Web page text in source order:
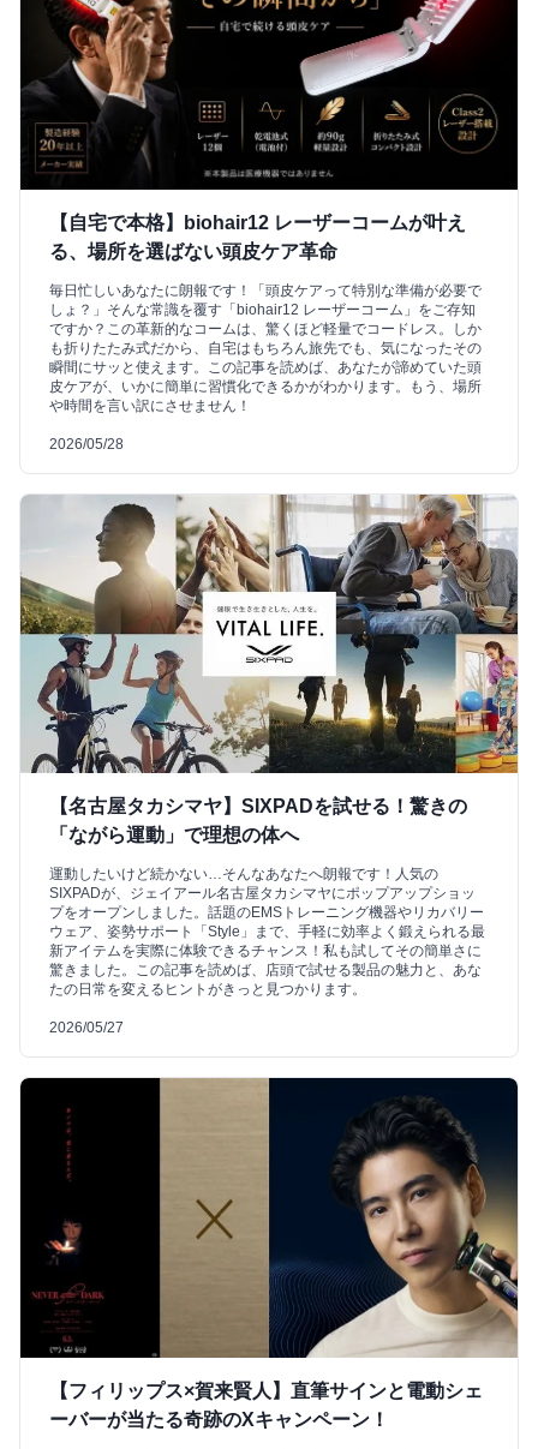
【自宅で本格】biohair12 レーザーコームが叶え
る、場所を選ばない頭皮ケア革命
毎日忙しいあなたに朗報です！「頭皮ケアって特別な準備が必要で
しょ？」そんな常識を覆す「biohair12 レーザーコーム」をご存知
ですか？この革新的なコームは、驚くほど軽量でコードレス。しか
も折りたたみ式だから、自宅はもちろん旅先でも、気になったその
瞬間にサッと使えます。この記事を読めば、あなたが諦めていた頭
皮ケアが、いかに簡単に習慣化できるかがわかります。もう、場所
や時間を言い訳にさせません！
2026/05/28
【名古屋タカシマヤ】SIXPADを試せる！驚きの
「ながら運動」で理想の体へ
運動したいけど続かない…そんなあなたへ朗報です！人気の
SIXPADが、ジェイアール名古屋タカシマヤにポップアップショッ
プをオープンしました。話題のEMSトレーニング機器やリカバリー
ウェア、姿勢サポート「Style」まで、手軽に効率よく鍛えられる最
新アイテムを実際に体験できるチャンス！私も試してその簡単さに
驚きました。この記事を読めば、店頭で試せる製品の魅力と、あな
たの日常を変えるヒントがきっと見つかります。
2026/05/27
【フィリップス×賀来賢人】直筆サインと電動シェ
ーバーが当たる奇跡のXキャンペーン！